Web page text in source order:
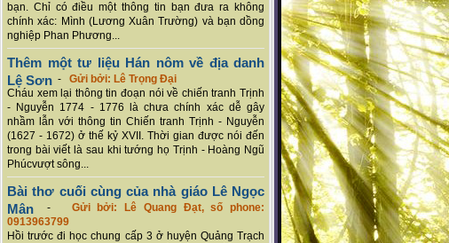
bạn. Chỉ có điều một thông tin bạn đưa ra không
chính xác: Mình (Lương Xuân Trường) và bạn dồng
nghiệp Phan Phương...
Thêm một tư liệu Hán nôm về địa danh
Lệ Sơn - Gửi bởi: Lê Trọng Đại
Cháu xem lại thông tin đoạn nói về chiến tranh Trịnh
- Nguyễn 1774 - 1776 là chưa chính xác dễ gây
nhầm lẫn với thông tin Chiến tranh Trịnh - Nguyễn
(1627 - 1672) ở thế kỷ XVII. Thời gian được nói đến
trong bài viết là sau khi tướng họ Trịnh - Hoàng Ngũ
Phúcvượt sông...
Bài thơ cuối cùng của nhà giáo Lê Ngọc
Mân - Gửi bởi: Lê Quang Đạt, số phone:
0913963799
Hồi trước đi học chung cấp 3 ở huyện Quảng Trạch